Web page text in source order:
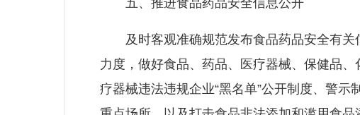
五、推进食品药品安全信息公开
及时客观准确规范发布食品药品安全有关
力度，做好食品、药品、医疗器械、保健品
疗器械违法违规企业“黑名单”公开制度、警